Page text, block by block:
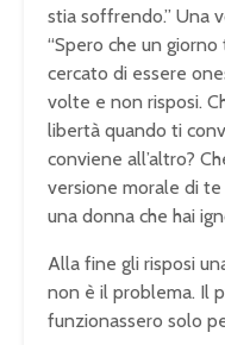
stia soffrendo.” Una
“Spero che un
cercato di essere
volte e non risposi.
libertà quando ti
conviene all’altro?
versione morale di
una donna che hai
Alla fine gli risposi
non è il problema. Il
funzionassero solo